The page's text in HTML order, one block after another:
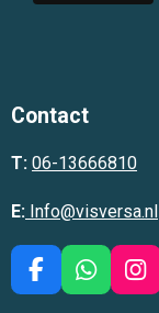
Contact
T: 06-13666810
E: Info@visversa.nl
F
a
W
h
I
n